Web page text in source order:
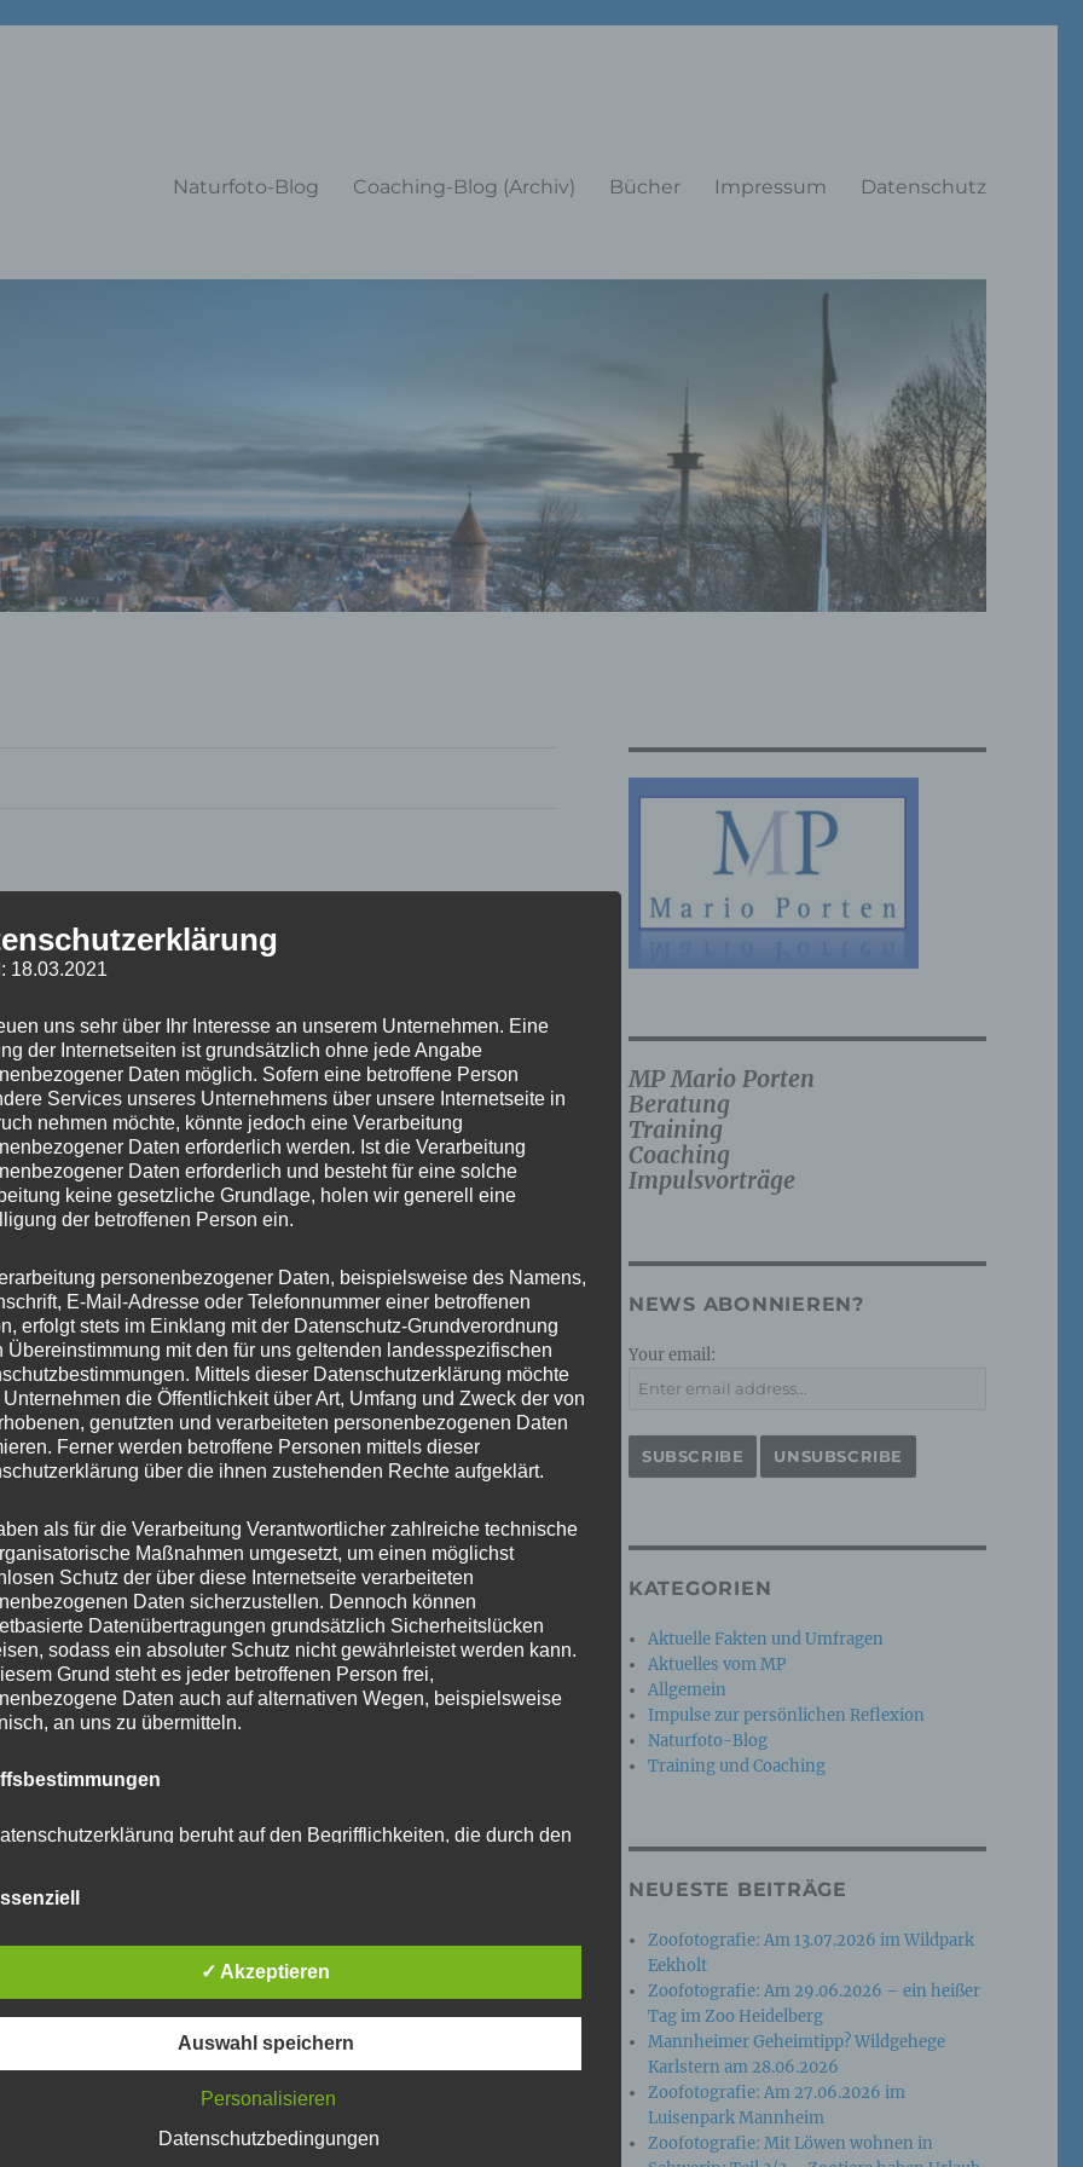
Naturfoto-Blog Coaching-Blog (Archiv) Bücher Impressum Datenschutz
abzugeben.
reduzieren.
MP Mario Porten
Beratung
Training
Coaching
Impulsvorträge
NEWS ABONNIEREN?
Your email:
KATEGORIEN
Aktuelle Fakten und Umfragen
Aktuelles vom MP
Allgemein
Impulse zur persönlichen Reflexion
Naturfoto-Blog
Training und Coaching
NEUESTE BEITRÄGE
Zoofotografie: Am 13.07.2026 im Wildpark
Eekholt
Zoofotografie: Am 29.06.2026 – ein heißer
Tag im Zoo Heidelberg
Mannheimer Geheimtipp? Wildgehege
Karlstern am 28.06.2026
Zoofotografie: Am 27.06.2026 im
Luisenpark Mannheim
Zoofotografie: Mit Löwen wohnen in
18.03.2021
uns sehr über Ihr Interesse an unserem Unternehmen. Eine
der Internetseiten ist grundsätzlich ohne jede Angabe
Daten möglich. Sofern eine betroffene Person
Services unseres Unternehmens über unsere Internetseite in
nehmen möchte, könnte jedoch eine Verarbeitung
Daten erforderlich werden. Ist die Verarbeitung
Daten erforderlich und besteht für eine solche
keine gesetzliche Grundlage, holen wir generell eine
der betroffenen Person ein.
personenbezogener Daten, beispielsweise des Namens,
E-Mail-Adresse oder Telefonnummer einer betroffenen
erfolgt stets im Einklang mit der Datenschutz-Grundverordnung
Übereinstimmung mit den für uns geltenden landesspezifischen
Mittels dieser Datenschutzerklärung möchte
Unternehmen die Öffentlichkeit über Art, Umfang und Zweck der von
genutzten und verarbeiteten personenbezogenen Daten
Ferner werden betroffene Personen mittels dieser
über die ihnen zustehenden Rechte aufgeklärt.
als für die Verarbeitung Verantwortlicher zahlreiche technische
Maßnahmen umgesetzt, um einen möglichst
Schutz der über diese Internetseite verarbeiteten
Daten sicherzustellen. Dennoch können
Datenübertragungen grundsätzlich Sicherheitslücken
sodass ein absoluter Schutz nicht gewährleistet werden kann.
Grund steht es jeder betroffenen Person frei,
Daten auch auf alternativen Wegen, beispielsweise
an uns zu übermitteln.
beruht auf den Begrifflichkeiten, die durch den
Grundverordnung (DS-GVO) verwendet wurden. Unsere
soll sowohl für die Öffentlichkeit als auch für unsere
gewährleisten, möchten wir vorab die verwendeten
in dieser Datenschutzerklärung unter anderem die
✓ Akzeptieren
Auswahl speichern
Personalisieren
Datenschutzbedingungen